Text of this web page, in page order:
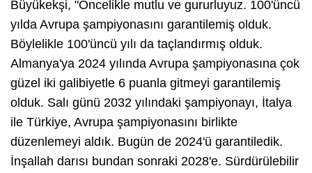
Büyükekşi, "Öncelikle mutlu ve gururluyuz. 100'üncü
yılda Avrupa şampiyonasını garantilemiş olduk.
Böylelikle 100'üncü yılı da taçlandırmış olduk.
Almanya'ya 2024 yılında Avrupa şampiyonasına çok
güzel iki galibiyetle 6 puanla gitmeyi garantilemiş
olduk. Salı günü 2032 yılındaki şampiyonayı, İtalya
ile Türkiye, Avrupa şampiyonasını birlikte
düzenlemeyi aldık. Bugün de 2024'ü garantiledik.
İnşallah darısı bundan sonraki 2028'e. Sürdürülebilir